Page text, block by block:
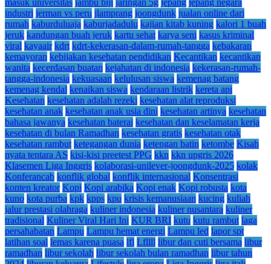
masuk universitas jambu biji jaringan 5g jepang jepang negara
industri jerman vs peru jlamprang joongdunk jualan online dari
rumah kaburduluaja kaburjadadulu kajian kitab kuning kalori 1 buah
jeruk kandungan buah jeruk kartu sehat karya seni kasus kriminal
viral kayaair kdrt kdrt-kekerasan-dalam-rumah-tangga kebakaran
kemayoran kebijakan kesehatan pendidikan Kecantikan kecantikan
wanita kecerdasan buatan kejahatan di indonesia kekerasan-rumah-
tangga-indonesia kekuasaan kelulusan siswa kemenag batang
kemenag kendal kenaikan siswa kendaraan listrik kereta api
Kesehatan kesehatan adalah rezeki kesehatan alat reproduksi
kesehatan anak kesehatan anak usia dini kesehatan artinya kesehatan
bahasa jawanya kesehatan baterai kesehatan dan keselamatan kerja
kesehatan di bulan Ramadhan kesehatan gratis kesehatan otak
kesehatan rambut ketegangan dunia ketengan batin ketombe Kisah
nyata tentara AS kisi-kisi preetest PPG kkn kkn upgris 2026
Klasemen Liga Inggris kolaborasi-unilever-joongdunk-2025 kolak
Konferancab konflik global konflik internasional Konsentrasi
konten kreator Kopi Kopi arabika Kopi enak Kopi robusta kota
kuno kota purba kpk kpps kpu krisis kemanusiaan kucing kuliah
jalur prestasi olahraga kuliner indonesia kuliner nusantara kuliner
tradisional Kuliner Viral Hari Ini KUR BRI kutu kutu rambut laga
persahabatan Lampu Lampu hemat energi Lampu led lapor spt
latihan soal lemas karena puasa lfl Lfllll libur dan cuti bersama libur
ramadhan libur sekolah libur sekolah bulan ramadhan libur tahun